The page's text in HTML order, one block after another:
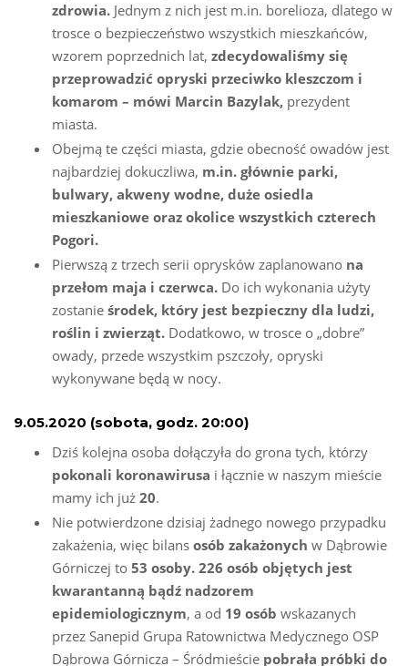
zdrowia. Jednym z nich jest m.in. borelioza, dlatego w
trosce o bezpieczeństwo wszystkich mieszkańców,
wzorem poprzednich lat, zdecydowaliśmy się
przeprowadzić opryski przeciwko kleszczom i
komarom – mówi Marcin Bazylak, prezydent
miasta.
Obejmą te części miasta, gdzie obecność owadów jest
najbardziej dokuczliwa, m.in. głównie parki,
bulwary, akweny wodne, duże osiedla
mieszkaniowe oraz okolice wszystkich czterech
Pogori.
Pierwszą z trzech serii oprysków zaplanowano na
przełom maja i czerwca. Do ich wykonania użyty
zostanie środek, który jest bezpieczny dla ludzi,
roślin i zwierząt. Dodatkowo, w trosce o „dobre”
owady, przede wszystkim pszczoły, opryski
wykonywane będą w nocy.
9.05.2020 (sobota, godz. 20:00)
Dziś kolejna osoba dołączyła do grona tych, którzy
pokonali koronawirusa i łącznie w naszym mieście
mamy ich już 20.
Nie potwierdzone dzisiaj żadnego nowego przypadku
zakażenia, więc bilans osób zakażonych w Dąbrowie
Górniczej to 53 osoby. 226 osób objętych jest
kwarantanną bądź nadzorem
epidemiologicznym, a od 19 osób wskazanych
przez Sanepid Grupa Ratownictwa Medycznego OSP
Dąbrowa Górnicza – Śródmieście pobrała próbki do